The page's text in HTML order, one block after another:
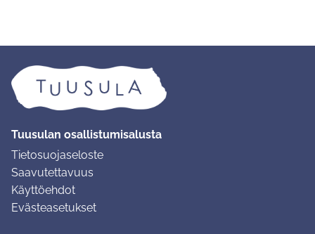
Tuusulan osallistumisalusta
Tietosuojaseloste
Saavutettavuus
Käyttöehdot
Evästeasetukset